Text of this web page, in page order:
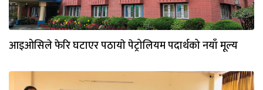
आइओसिले फेरि घटाएर पठायाे पेट्रोलियम पदार्थको नयाँ मूल्य